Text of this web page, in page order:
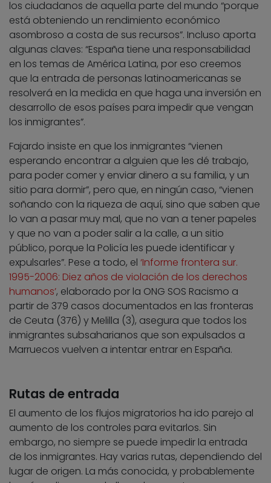
los ciudadanos de aquella parte del mundo “porque
está obteniendo un rendimiento económico
asombroso a costa de sus recursos”. Incluso aporta
algunas claves: “España tiene una responsabilidad
en los temas de América Latina, por eso creemos
que la entrada de personas latinoamericanas se
resolverá en la medida en que haga una inversión en
desarrollo de esos países para impedir que vengan
los inmigrantes”.
Fajardo insiste en que los inmigrantes “vienen
esperando encontrar a alguien que les dé trabajo,
para poder comer y enviar dinero a su familia, y un
sitio para dormir”, pero que, en ningún caso, “vienen
soñando con la riqueza de aquí, sino que saben que
lo van a pasar muy mal, que no van a tener papeles
y que no van a poder salir a la calle, a un sitio
público, porque la Policía les puede identificar y
expulsarles”. Pese a todo, el ‘Informe frontera sur.
1995-2006: Diez años de violación de los derechos
humanos’, elaborado por la ONG SOS Racismo a
partir de 379 casos documentados en las fronteras
de Ceuta (376) y Melilla (3), asegura que todos los
inmigrantes subsaharianos que son expulsados a
Marruecos vuelven a intentar entrar en España.
Rutas de entrada
El aumento de los flujos migratorios ha ido parejo al
aumento de los controles para evitarlos. Sin
embargo, no siempre se puede impedir la entrada
de los inmigrantes. Hay varias rutas, dependiendo del
lugar de origen. La más conocida, y probablemente